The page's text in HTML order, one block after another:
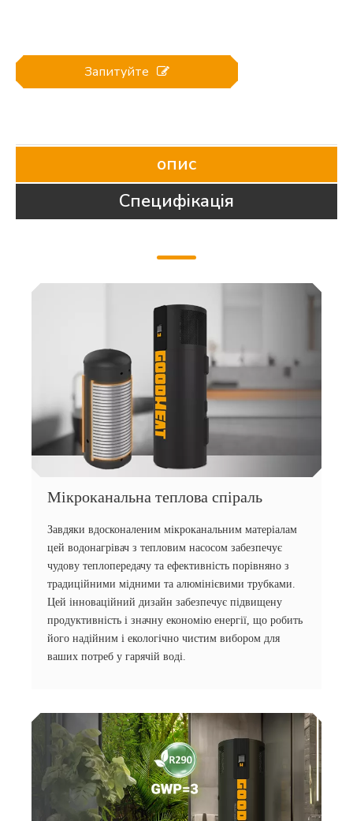
Запитуйте
опис
Специфікація
Мікроканальна теплова спіраль
Завдяки вдосконаленим мікроканальним матеріалам
цей водонагрівач з тепловим насосом забезпечує
чудову теплопередачу та ефективність порівняно з
традиційними мідними та алюмінієвими трубками.
Цей інноваційний дизайн забезпечує підвищену
продуктивність і значну економію енергії, що робить
його надійним і екологічно чистим вибором для
ваших потреб у гарячій воді.